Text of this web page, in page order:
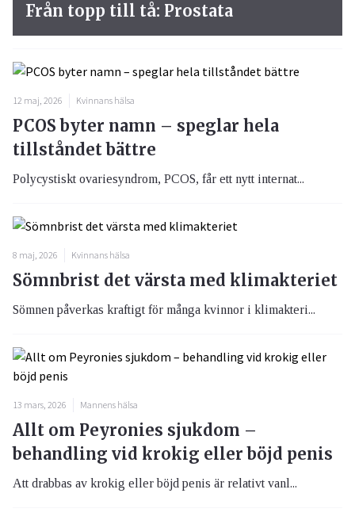
Från topp till tå: Prostata
12 maj, 2026 Kvinnans hälsa
PCOS byter namn – speglar hela
tillståndet bättre
Polycystiskt ovariesyndrom, PCOS, får ett nytt internat...
8 maj, 2026 Kvinnans hälsa
Sömnbrist det värsta med klimakteriet
Sömnen påverkas kraftigt för många kvinnor i klimakteri...
13 mars, 2026 Mannens hälsa
Allt om Peyronies sjukdom –
behandling vid krokig eller böjd penis
Att drabbas av krokig eller böjd penis är relativt vanl...